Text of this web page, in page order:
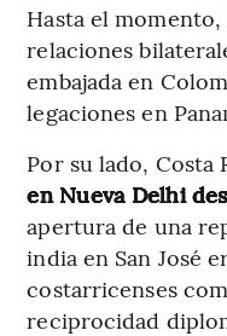
Hasta el
relaciones
embajada en
legaciones en
Por su lado, Costa
en Nueva Delhi
apertura de una
india en San José
costarricenses
reciprocidad